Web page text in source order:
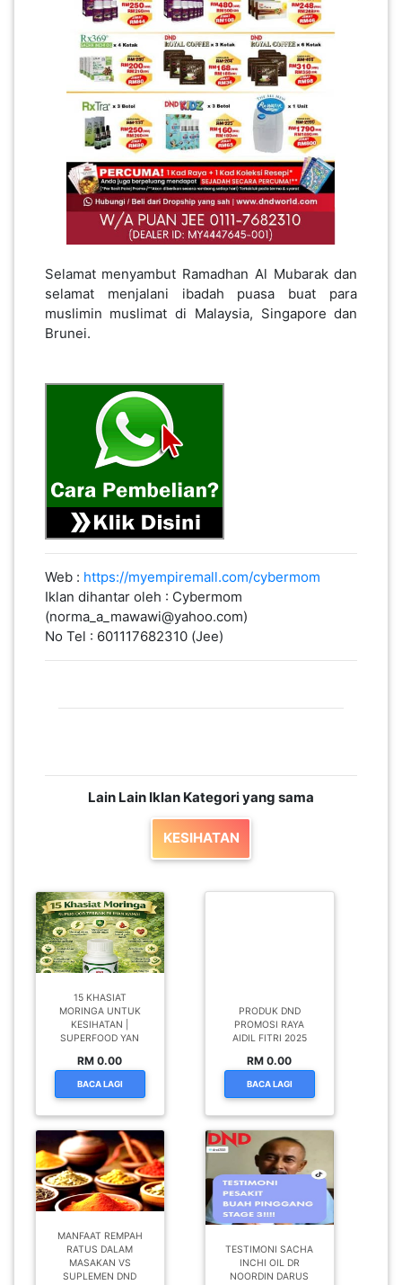
Selamat menyambut Ramadhan Al Mubarak dan
selamat menjalani ibadah puasa buat para
muslimin muslimat di Malaysia, Singapore dan
Brunei.
Web : https://myempiremall.com/cybermom
Iklan dihantar oleh : Cybermom
(norma_a_mawawi@yahoo.com)
No Tel : 601117682310 (Jee)
Lain Lain Iklan Kategori yang sama
KESIHATAN
15 KHASIAT
MORINGA UNTUK
KESIHATAN |
SUPERFOOD YAN
RM 0.00
BACA LAGI
PRODUK DND
PROMOSI RAYA
AIDIL FITRI 2025
RM 0.00
BACA LAGI
MANFAAT REMPAH
RATUS DALAM
MASAKAN VS
SUPLEMEN DND
TESTIMONI SACHA
INCHI OIL DR
NOORDIN DARUS